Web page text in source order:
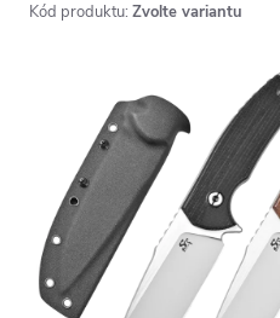
Kód produktu: Zvolte variantu